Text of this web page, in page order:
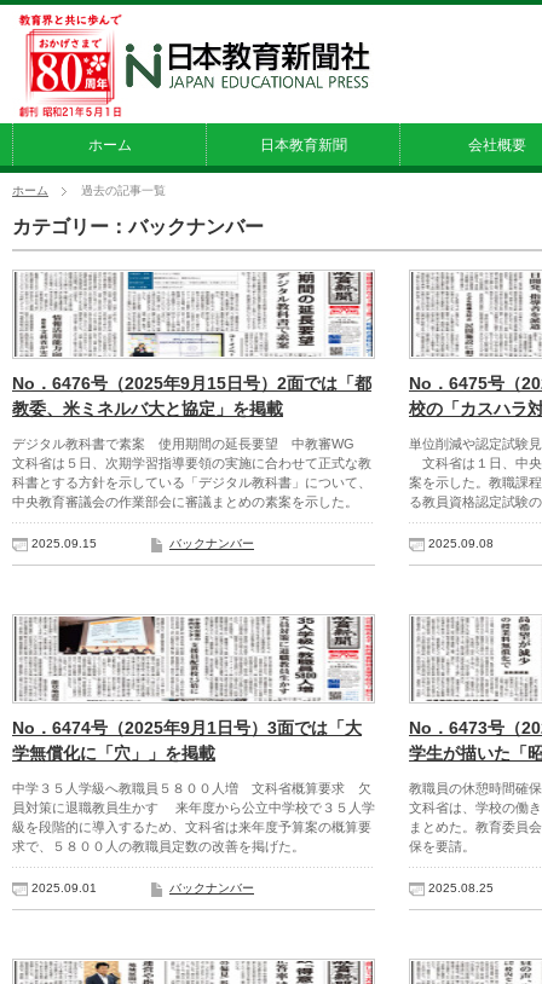
ホーム 日本教育新聞 会社概要
ホーム 過去の記事一覧
カテゴリー：バックナンバー
No．6476号（2025年9月15日号）2面では「都
教委、米ミネルバ大と協定」を掲載
デジタル教科書で素案 使用期間の延長要望 中教審WG
文科省は５日、次期学習指導要領の実施に合わせて正式な教
科書とする方針を示している「デジタル教科書」について、
中央教育審議会の作業部会に審議まとめの素案を示した。
2025.09.15 バックナンバー
No．6475号（
校の「カスハラ
単位削減や認定試験
文科省は１日、中
案を示した。教職課
る教員資格認定試験
2025.09.08
No．6474号（2025年9月1日号）3面では「大
学無償化に「穴」」を掲載
中学３５人学級へ教職員５８００人増 文科省概算要求 欠
員対策に退職教員生かす 来年度から公立中学校で３５人学
級を段階的に導入するため、文科省は来年度予算案の概算要
求で、５８００人の教職員定数の改善を掲げた。
2025.09.01 バックナンバー
No．6473号（
学生が描いた「
教職員の休憩時間
文科省は、学校の働
まとめた。教育委員
保を要請。
2025.08.25